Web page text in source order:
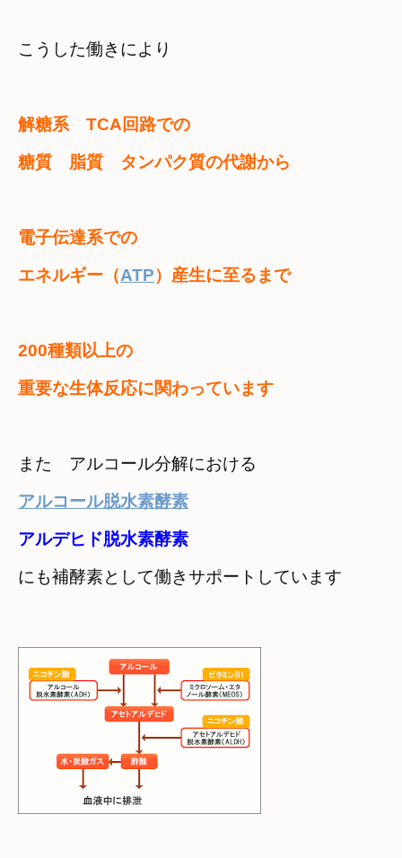
こうした働きにより
解糖系　TCA回路での
電子伝達系での
エネルギー（ATP
200種類以上の
重要な生体反応に関わっています
また　アルコール分解における
アルコール脱水素酵素
にも補酵素として働きサポートしています